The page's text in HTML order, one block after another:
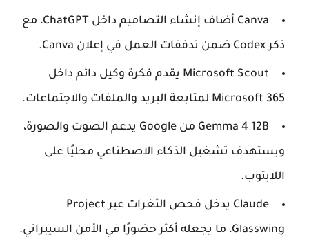
Canva
أضاف إنشاء التصاميم داخل ChatGPT، مع
ذكر Codex ضمن تدفقات العمل في إعلان Canva.
Microsoft Scout يقدم فكرة وكيل دائم داخل
Microsoft 365 لمتابعة البريد والملفات والاجتماعات.
Gemma 4 12B
من Google يدعم الصوت والصورة،
ويستهدف تشغيل الذكاء الاصطناعي محليًا على
اللابتوب.
Claude
يدخل فحص الثغرات عبر Project
Glasswing، ما يجعله أكثر حضورًا في الأمن السيبراني.